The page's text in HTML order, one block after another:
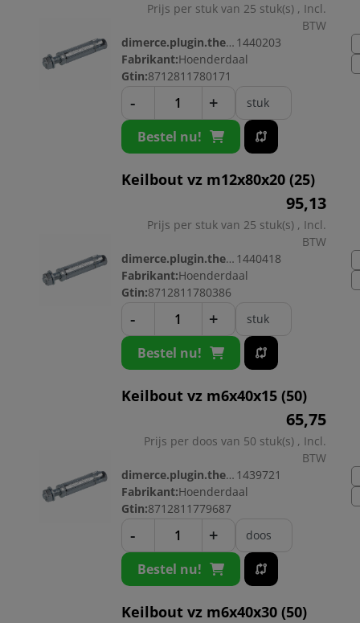
Prijs per stuk van 25 stuk(s) , Incl.
BTW
dimerce.plugin.theme.productnr: 1440203
Fabrikant:Hoenderdaal
Gtin:8712811780171
- + stuk
Bestel nu!
Keilbout vz m12x80x20 (25)
95,13
Prijs per stuk van 25 stuk(s) , Incl.
BTW
dimerce.plugin.theme.productnr: 1440418
Fabrikant:Hoenderdaal
Gtin:8712811780386
- + stuk
Bestel nu!
Keilbout vz m6x40x15 (50)
65,75
Prijs per doos van 50 stuk(s) , Incl.
BTW
dimerce.plugin.theme.productnr: 1439721
Fabrikant:Hoenderdaal
Gtin:8712811779687
- + doos
Bestel nu!
Keilbout vz m6x40x30 (50)